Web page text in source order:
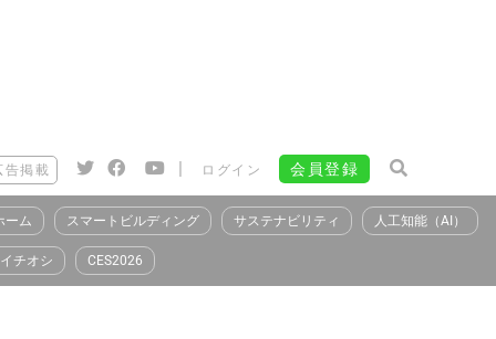
告掲載 | ログイン 会員登録
ーム スマートビルディング サステナビリティ 人工知能（AI）
イチオシ CES2026